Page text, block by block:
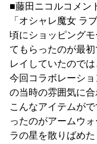
■藤田ニコルコメン
「オシャレ魔女 ラ
頃にショッピング
てもらったのが最
レイしていたので
今回コラボレーシ
の当時の雰囲気に
こんなアイテムが
ったのがアームウ
ラの星を散りばめ